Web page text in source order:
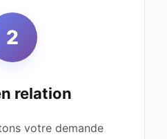
2
relation
votre demande